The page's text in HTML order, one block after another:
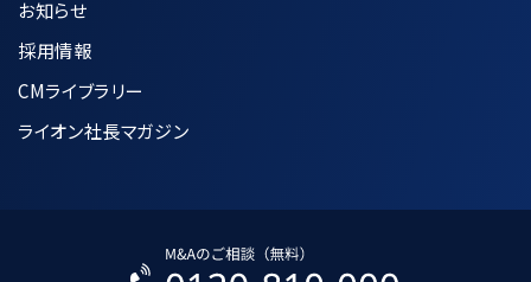
お知らせ
採用情報
CMライブラリー
ライオン社長マガジン